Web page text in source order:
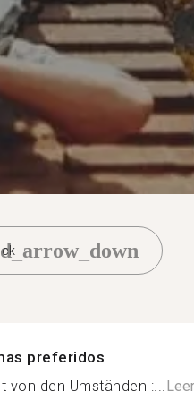
preferidos
von den Umständen :...